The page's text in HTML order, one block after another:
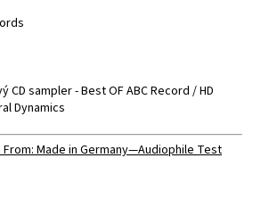
sampler - Best OF ABC Record / HD
Dynamics
From: Made in Germany—Audiophile Test